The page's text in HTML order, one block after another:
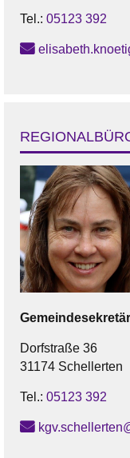
Tel.: 05123 392
Dorfstraße 36
31174 Schellerten
Tel.: 05123 392